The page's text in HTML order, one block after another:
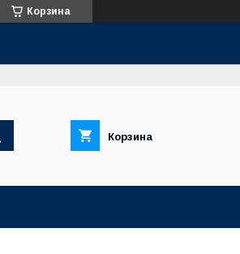
Корзина
Корзина